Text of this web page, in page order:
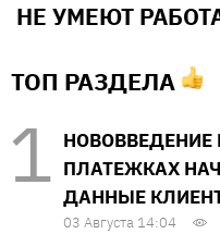
НЕ УМЕЮТ
ТОП РАЗДЕЛА
НОВОВВЕДЕНИЕ
ПЛАТЕЖКАХ
ДАННЫЕ
03 Августа 14:04